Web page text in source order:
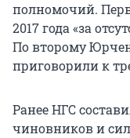
полномочий.
2017 года «за
По второму
приговорили к
Ранее НГС
чиновников и